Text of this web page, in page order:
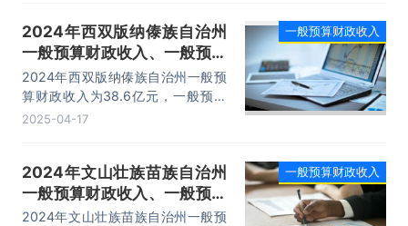
2024年西双版纳傣族自治州
一般预算财政收入、一般预算
财政支出及收支差额情况
2024年西双版纳傣族自治州一般预
算财政收入为38.6亿元，一般预算
财政支出为152.7亿元，一般预算财
2025-04-17
一般预算财政收入
2024年文山壮族苗族自治州
一般预算财政收入、一般预算
财政支出及收支差额情况
2024年文山壮族苗族自治州一般预
一般预算财政收入